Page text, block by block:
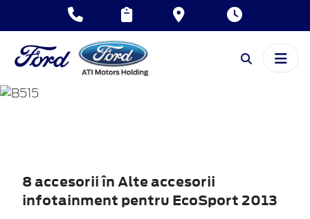
ECOSPORT
8 accesorii în Alte accesorii
infotainment pentru EcoSport 2013